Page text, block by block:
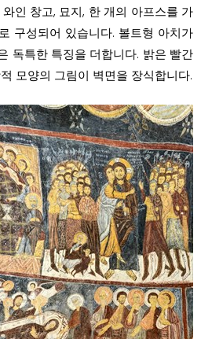
인 창고, 묘지, 한 개의 아프스를 가
구성되어 있습니다. 볼트형 아치가
독특한 특징을 더합니다. 밝은 빨간
모양의 그림이 벽면을 장식합니다.